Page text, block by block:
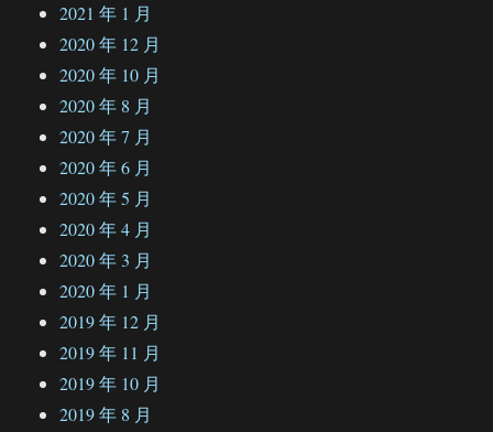
2021 年 1 月
2020 年 12 月
2020 年 10 月
2020 年 8 月
2020 年 7 月
2020 年 6 月
2020 年 5 月
2020 年 4 月
2020 年 3 月
2020 年 1 月
2019 年 12 月
2019 年 11 月
2019 年 10 月
2019 年 8 月